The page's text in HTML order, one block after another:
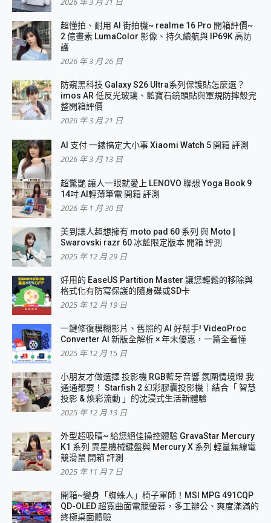
超懂拍、耐用 AI 街拍機~ realme 16 Pro 開箱評價~
2 億畫素 LumaColor 影像、持久續航與 IP69K 高防
護
2026 年 3 月 26 日
防窺黑科技 Galaxy S26 Ultra系列保護貼怎麼選？
imos AR 低反光玻璃、藍寶石鏡頭貼與軍規防摔殼完
整開箱評價
2026 年 3 月 21 日
AI 支付 一錶搞定大小事 Xiaomi Watch 5 開箱 評測
2026 年 3 月 13 日
超驚艷 讓人一眼就愛上 LENOVO 聯想 Yoga Book 9
14吋 AI輕薄筆電 開箱 評測
2026 年 1 月 30 日
美到讓人超想擁有 moto pad 60 系列 與 Moto |
Swarovski razr 60 冰藍限定版本 開箱 評測
2025 年 12 月 29 日
好用的 EaseUS Partition Master 讓您輕鬆的移除與
格式化有防寫保護的隨身碟或SD卡
2025 年 12 月 19 日
一鍵修復模糊影片、舊照的 AI 好幫手! VideoProc
Converter AI 新版全解析 × 年末優惠，一篇全看懂
2025 年 12 月 15 日
小朋友才做選擇 投影機 RGB藍牙音響 氛圍情境燈 我
通通都要！ Starfish 2 幻彩膠囊投影機｜結合「 智慧
投影 & 煥彩流動 」的沈浸式生活新體驗
2025 年 12 月 13 日
外型超吸晴~ 給您絕佳操控體驗 GravaStar Mercury
K1 系列 異星機械鍵盤與 Mercury X 系列 輕量無線電
競滑鼠 開箱 評測
2025 年 11 月 7 日
開箱~變身「蜘蛛人」椅子軍師！MSI MPG 491CQP
QD-OLED 超寬曲面電競螢幕，多工辦公、爽度滿滿的
終極桌面體驗